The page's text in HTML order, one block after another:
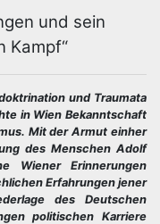
und sein
Kampf“
und Traumata
in Wien Bekanntschaft
Mit der Armut einher
des Menschen Adolf
Wiener Erinnerungen
Erfahrungen jener
des Deutschen
politischen Karriere